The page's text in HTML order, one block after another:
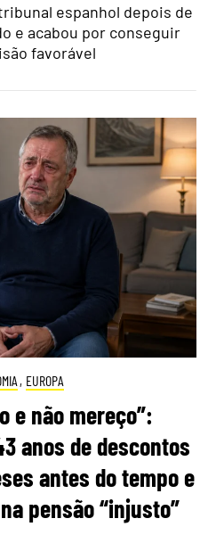
espanhol depois de
e acabou por conseguir
favorável
, EUROPA
e não mereço”:
anos de descontos
antes do tempo e
pensão “injusto”